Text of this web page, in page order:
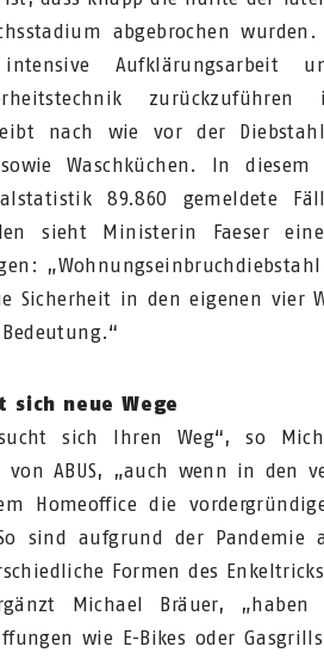
abgebrochen
Aufklärungsarbeit
nach wie vor der
sowie Waschküchen. In
89.860 gemeldete
sieht Ministerin Faeser
Sicherheit in den eigenen vier
neue Wege
sich Ihren Weg“, so
ABUS, „auch wenn in den
Homeoffice die
sind aufgrund der Pandemie
Formen des
Michael Bräuer,
wie E-Bikes oder